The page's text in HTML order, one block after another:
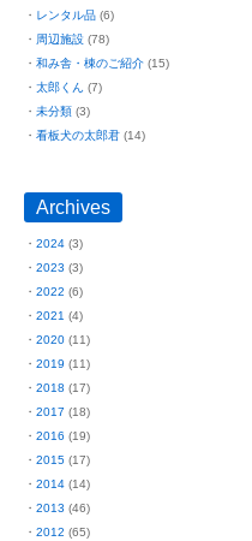
レンタル品 (6)
周辺施設 (78)
和み舎・棟のご紹介 (15)
太郎くん (7)
未分類 (3)
看板犬の太郎君 (14)
Archives
2024 (3)
2023 (3)
2022 (6)
2021 (4)
2020 (11)
2019 (11)
2018 (17)
2017 (18)
2016 (19)
2015 (17)
2014 (14)
2013 (46)
2012 (65)